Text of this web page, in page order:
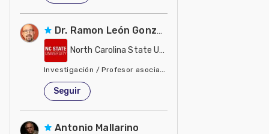
Dr. Ramon León González
North Carolina State University - NCSU
Investigación / Profesor asociado, biología y ecología de
Estados Unidos de América
Seguir
Antonio Mallarino